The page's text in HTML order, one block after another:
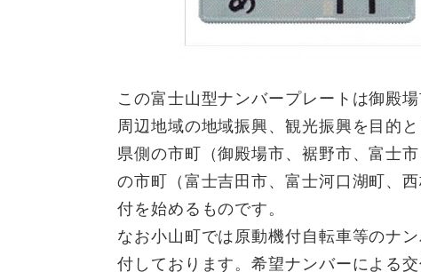
この富士山型ナンバープレートは御殿
周辺地域の地域振興、観光振興を目的
県側の市町（御殿場市、裾野市、富士
の市町（富士吉田市、富士河口湖町、
付を始めるものです。
なお小山町では原動機付自転車等のナ
付しております。希望ナンバーによる